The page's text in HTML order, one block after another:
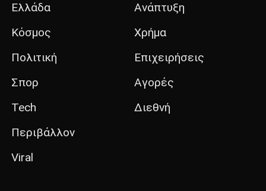
Ελλάδα
Κόσμος
Πολιτική
Σπορ
Tech
Περιβάλλον
Viral
Ανάπτυξη
Χρήμα
Επιχειρήσεις
Αγορές
Διεθνή